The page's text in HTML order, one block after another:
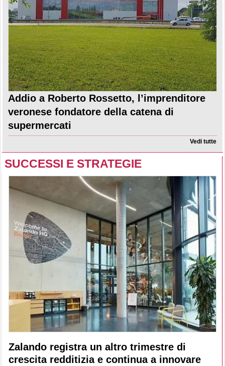
Addio a Roberto Rossetto, l’imprenditore
veronese fondatore della catena di
supermercati
Vedi tutte
SUCCESSI E STRATEGIE
Zalando registra un altro trimestre di
crescita redditizia e continua a innovare